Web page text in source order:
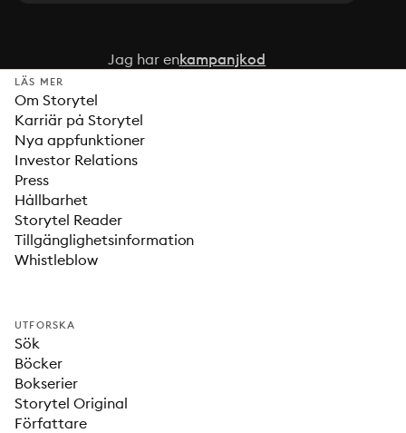
Jag har enkampanjkod
LÄS MER
Om Storytel
Karriär på Storytel
Nya appfunktioner
Investor Relations
Press
Hållbarhet
Storytel Reader
Tillgänglighetsinformation
Whistleblow
UTFORSKA
Sök
Böcker
Bokserier
Storytel Original
Författare